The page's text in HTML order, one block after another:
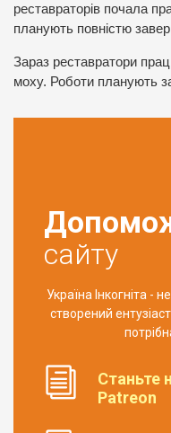
реставраторів почала
планують повністю
Зараз реставратори
моху. Роботи планують
сайту
Україна Інкогніта -
створений
Станьте
Patreon